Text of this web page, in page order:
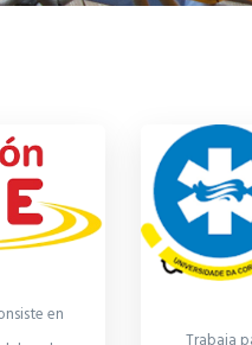
en